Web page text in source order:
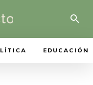
EDUCACIÓN